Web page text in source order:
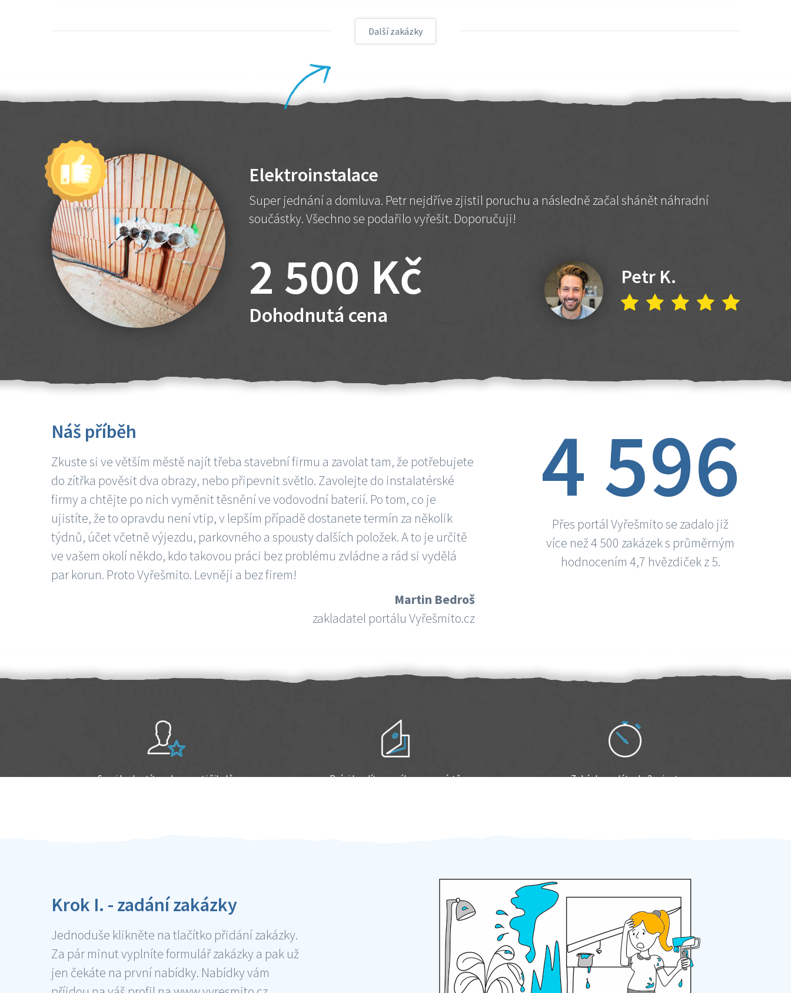
Další zakázky
Elektroinstalace
Super jednání a domluva. Petr nejdříve zjistil poruchu a následně začal shánět náhradní
součástky. Všechno se podařilo vyřešit. Doporučuji!
2 500 Kč
Dohodnutá cena
Petr K.
Náš příběh
Zkuste si ve větším městě najít třeba stavební firmu a zavolat tam, že potřebujete
do zítřka pověsit dva obrazy, nebo připevnit světlo. Zavolejte do instalatérské
firmy a chtějte po nich vyměnit těsnění ve vodovodní baterií. Po tom, co je
ujistíte, že to opravdu není vtip, v lepším případě dostanete termín za několik
týdnů, účet včetně výjezdu, parkovného a spousty dalších položek. A to je určitě
ve vašem okolí někdo, kdo takovou práci bez problému zvládne a rád si vydělá
par korun. Proto Vyřešmito. Levněji a bez firem!
Martin Bedroš
zakladatel portálu Vyřešmito.cz
4 596
Přes portál Vyřešmito se zadalo již
více než 4 500 zakázek s průměrným
hodnocením 4,7 hvězdiček z 5.
Sami hodnotíte schopnosti šikulů Práci hradíte po výkonu na místě Zakázku zadáte do 2 minut
Krok I. - zadání zakázky
Jednoduše klikněte na tlačítko přidání zakázky.
Za pár minut vyplníte formulář zakázky a pak už
jen čekáte na první nabídky. Nabídky vám